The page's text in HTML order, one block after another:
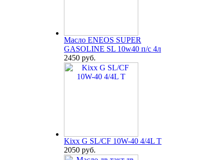
Масло ENEOS SUPER
GASOLINE SL 10w40 п/с 4л
2450 руб.
Kixx G SL/CF 10W-40 4/4L T
2050 руб.